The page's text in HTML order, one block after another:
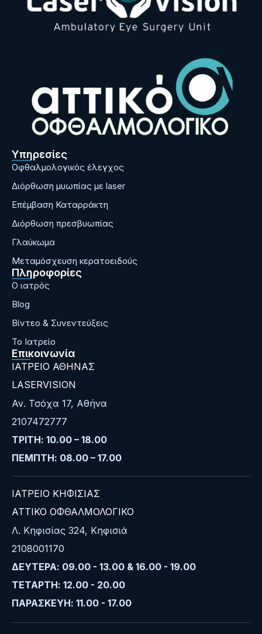
Υπηρεσίες
Οφθαλμολογικός έλεγχος
Διόρθωση μυωπίας με laser
Επέμβαση Καταρράκτη
Διόρθωση πρεσβυωπίας
Γλαύκωμα
Μεταμόσχευση κερατοειδούς
Πληροφορίες
Ο ιατρός
Blog
Bίντεο & Συνεντεύξεις
Το Ιατρείο
Επικοινωνία
ΙΑΤΡΕΙΟ ΑΘΗΝΑΣ
LASERVISION
Αν. Τσόχα 17, Αθήνα
2107472777
ΤΡΙΤΗ: 10.00 – 18.00
ΠΕΜΠΤΗ: 08.00 – 17.00
ΙΑΤΡΕΙΟ ΚΗΦΙΣΙΑΣ
ΑΤΤΙΚΟ ΟΦΘΑΛΜΟΛΟΓΙΚΟ
Λ. Κηφισίας 324, Κηφισιά
2108001170
ΔΕΥΤΕΡΑ: 09.00 - 13.00 & 16.00 - 19.00
ΤΕΤΑΡΤΗ: 12.00 - 20.00
ΠΑΡΑΣΚΕΥΗ: 11.00 - 17.00